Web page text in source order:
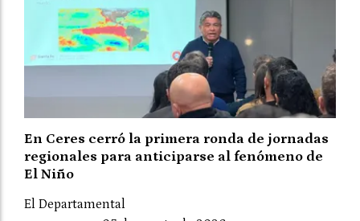
En Ceres cerró la primera ronda de jornadas
regionales para anticiparse al fenómeno de
El Niño
El Departamental